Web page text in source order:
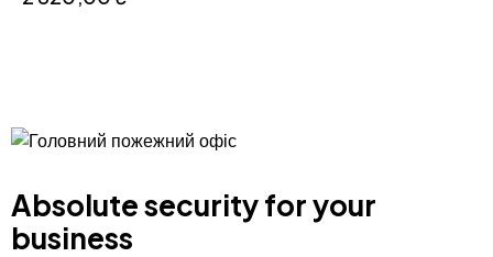
Absolute security for your
business